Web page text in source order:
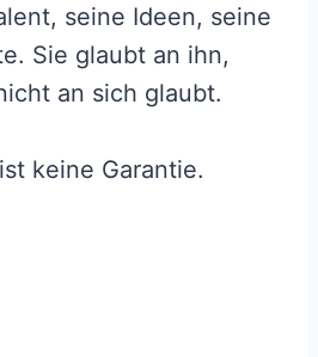
seine Ideen, seine
Sie glaubt an ihn,
an sich glaubt.
keine Garantie.